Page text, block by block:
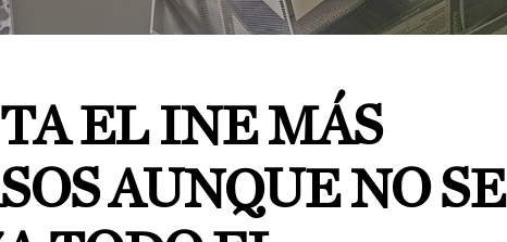
EL INE MÁS
AUNQUE NO SE